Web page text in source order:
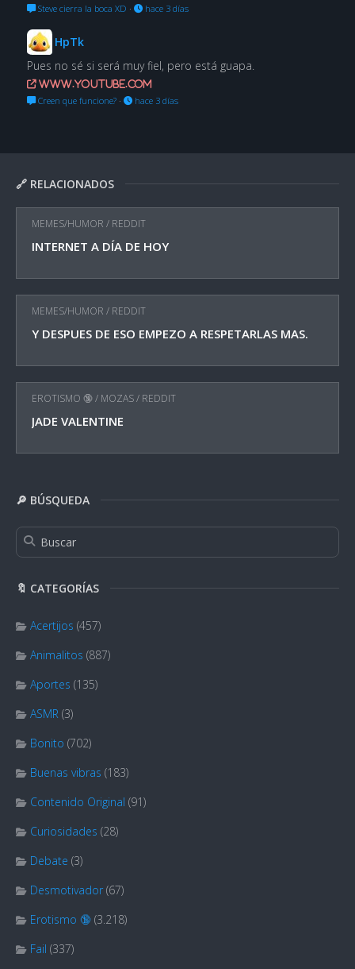
🔗 RELACIONADOS
MEMES/HUMOR / REDDIT
INTERNET A DÍA DE HOY
MEMES/HUMOR / REDDIT
Y DESPUES DE ESO EMPEZO A RESPETARLAS MAS.
EROTISMO 🔞/ MOZAS/ REDDIT
JADE VALENTINE
🔎 BÚSQUEDA
🔖 CATEGORÍAS
Acertijos (457)
Animalitos (887)
Aportes (135)
ASMR (3)
Bonito (702)
Buenas vibras (183)
Contenido Original (91)
Curiosidades (28)
Debate (3)
Desmotivador (67)
Erotismo 🔞 (3.218)
Fail (337)
Steve cierra la boca XD · hace 3 días
HpTk
Pues no sé si será muy fiel, pero está guapa.
www.youtube.com
Creen que funcione?· hace 3 días